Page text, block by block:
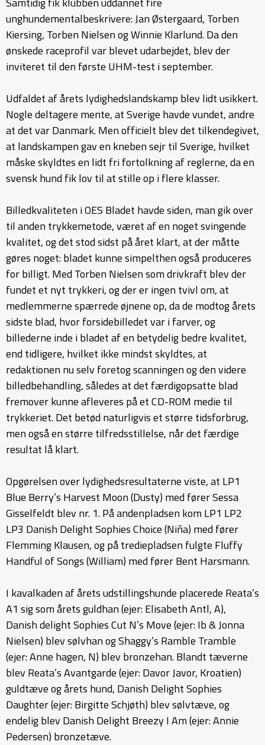
unghundementalbeskrivere: Jan Østergaard, Torben
Kiersing, Torben Nielsen og Winnie Klarlund. Da den
ønskede raceprofil var blevet udarbejdet, blev der
inviteret til den første UHM-test i september.
Udfaldet af årets lydighedslandskamp blev lidt usikkert.
Nogle deltagere mente, at Sverige havde vundet, andre
at det var Danmark. Men officielt blev det tilkendegivet,
at landskampen gav en kneben sejr til Sverige, hvilket
måske skyldtes en lidt fri fortolkning af reglerne, da en
svensk hund fik lov til at stille op i flere klasser.
Billedkvaliteten i OES Bladet havde siden, man gik over
til anden trykkemetode, været af en noget svingende
kvalitet, og det stod sidst på året klart, at der måtte
gøres noget: bladet kunne simpelthen også produceres
for billigt. Med Torben Nielsen som drivkraft blev der
fundet et nyt trykkeri, og der er ingen tvivl om, at
medlemmerne spærrede øjnene op, da de modtog årets
sidste blad, hvor forsidebilledet var i farver, og
billederne inde i bladet af en betydelig bedre kvalitet,
end tidligere, hvilket ikke mindst skyldtes, at
redaktionen nu selv foretog scanningen og den videre
billedbehandling, således at det færdigopsatte blad
fremover kunne afleveres på et CD-ROM medie til
trykkeriet. Det betød naturligvis et større tidsforbrug,
men også en større tilfredsstillelse, når det færdige
resultat lå klart.
Opgørelsen over lydighedsresultaterne viste, at LP1
Blue Berry’s Harvest Moon (Dusty) med fører Sessa
Gisselfeldt blev nr. 1. På andenpladsen kom LP1 LP2
LP3 Danish Delight Sophies Choice (Niña) med fører
Flemming Klausen, og på trediepladsen fulgte Fluffy
Handful of Songs (William) med fører Bent Harsmann.
I kavalkaden af årets udstillingshunde placerede Reata’s
A1 sig som årets guldhan (ejer: Elisabeth Antl, A),
Danish delight Sophies Cut N’s Move (ejer: Ib & Jonna
Nielsen) blev sølvhan og Shaggy’s Ramble Tramble
(ejer: Anne hagen, N) blev bronzehan. Blandt tæverne
blev Reata’s Avantgarde (ejer: Davor Javor, Kroatien)
guldtæve og årets hund, Danish Delight Sophies
Daughter (ejer: Birgitte Schjøth) blev sølvtæve, og
endelig blev Danish Delight Breezy I Am (ejer: Annie
Pedersen) bronzetæve.